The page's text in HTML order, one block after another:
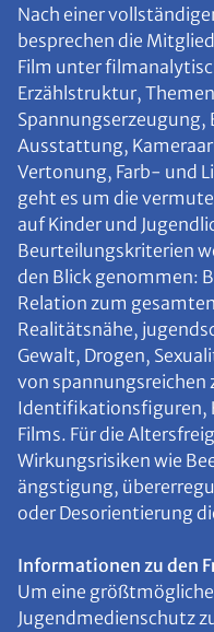
Nach einer
besprechen die
Film unter
Erzählstruktur,
Spannungserzeugung,
Ausstattung,
Vertonung, Farb- und
geht es um die
auf Kinder und
Beurteilungskriterien
den Blick genommen:
Relation zum
Realitätsnähe,
Gewalt, Drogen,
von spannungsreichen
Identifikationsfiguren,
Films. Für die
Wirkungsrisiken wie
ängstigung,
oder Desorientierung
Informationen zu den
Um eine
Jugendmedienschutz